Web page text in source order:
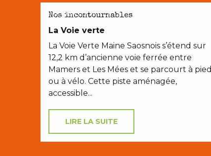
AVEC LES ENFANTS
Nos incontournables
La Voie verte
La Voie Verte Maine Saosnois s’étend sur
12,2 km d’ancienne voie ferrée entre
Mamers et Les Mées et se parcourt à pied
ou à vélo. Cette piste aménagée,
accessible...
LIRE LA SUITE